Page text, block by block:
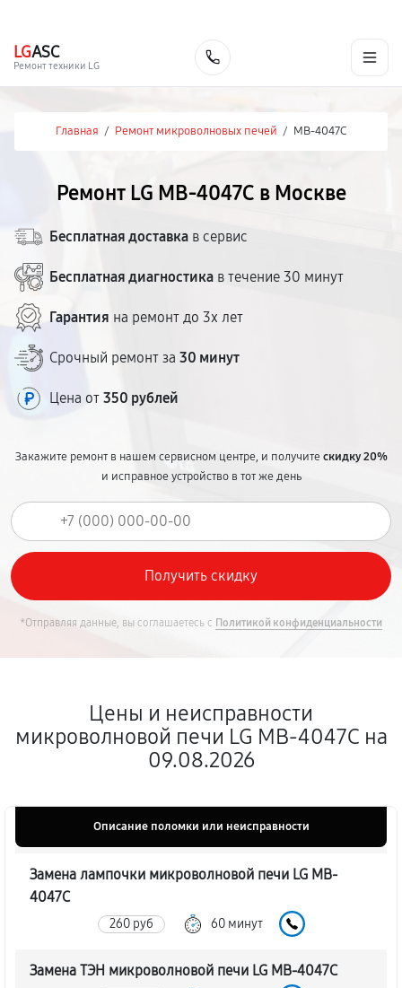
LGASC
Ремонт техники LG
Главная / Ремонт микроволновых печей / MB-4047C
Ремонт LG MB-4047C в Москве
Бесплатная доставка в сервис
Бесплатная диагностика в течение 30 минут
Гарантия на ремонт до 3х лет
Срочный ремонт за 30 минут
Цена от 350 рублей
Закажите ремонт в нашем сервисном центре, и получитескидку 20%
и исправное устройство в тот же день
*Отправляя данные, вы соглашаетесь с Политикой конфиденциальности
Цены и неисправности
микроволновой печи LG MB-4047C на
09.08.2026
Описание поломки или неисправности
Замена лампочки микроволновой печи LG MB-
4047C
260 руб 60 минут
Замена ТЭН микроволновой печи LG MB-4047C